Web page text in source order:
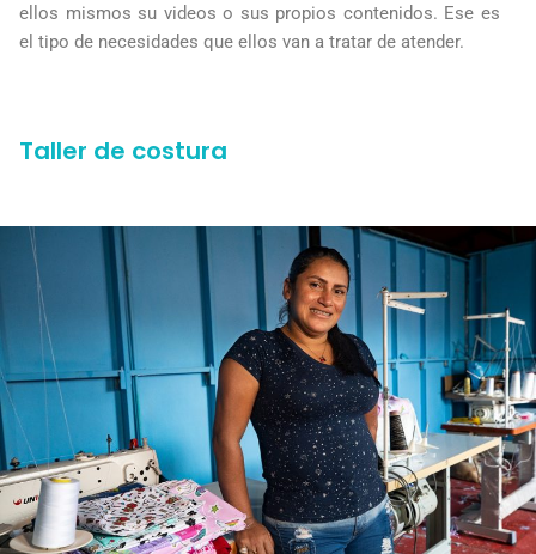
ellos mismos su videos o sus propios contenidos. Ese es
el tipo de necesidades que ellos van a tratar de atender.
Taller de costura